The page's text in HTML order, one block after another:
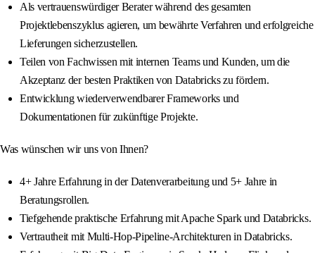
Als vertrauenswürdiger Berater während des gesamten
Projektlebenszyklus agieren, um bewährte Verfahren und erfolgreiche
Lieferungen sicherzustellen.
Teilen von Fachwissen mit internen Teams und Kunden, um die
Akzeptanz der besten Praktiken von Databricks zu fördern.
Entwicklung wiederverwendbarer Frameworks und
Dokumentationen für zukünftige Projekte.
Was wünschen wir uns von Ihnen?
4+ Jahre Erfahrung in der Datenverarbeitung und 5+ Jahre in
Beratungsrollen.
Tiefgehende praktische Erfahrung mit Apache Spark und Databricks.
Vertrautheit mit Multi-Hop-Pipeline-Architekturen in Databricks.